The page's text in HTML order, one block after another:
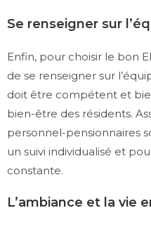
Se renseigner sur
Enfin, pour choisir le bon
de se renseigner sur
doit être compétent et
bien-être des résidents.
personnel-pensionnaires
un suivi individualisé et
constante.
L’ambiance et la vie